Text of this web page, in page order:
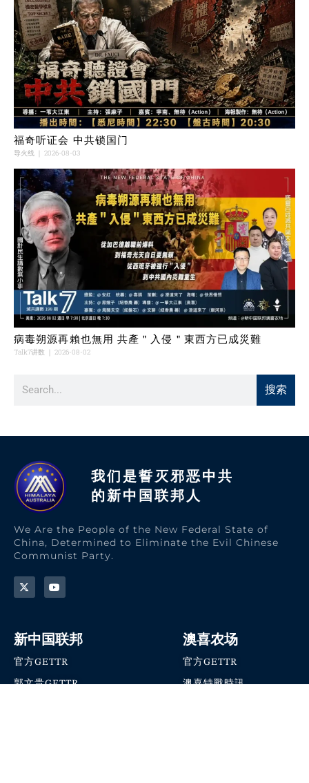
福奇听证会 中共锁国门
导火线 2026-08-03
病毒朔源再賴也無用 共產＂入侵＂東西方已成災難
Talk7讲数 2026-08-02
搜索
我们是誓灭邪恶中共
的新中国联邦人​
We Are the People of the New Federal State of
China, Determined to Eliminate the Evil Chinese
Communist Party.
新中国联邦
官方GETTR
郭文贵GETTR
澳喜农场
官方GETTR
澳喜特戰時訊